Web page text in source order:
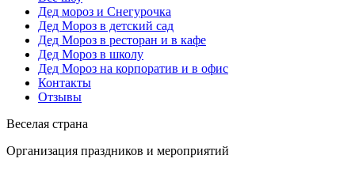
Дед мороз и Снегурочка
Дед Мороз в детский сад
Дед Мороз в ресторан и в кафе
Дед Мороз в школу
Дед Мороз на корпоратив и в офис
Контакты
Отзывы
Веселая страна
Организация праздников и мероприятий